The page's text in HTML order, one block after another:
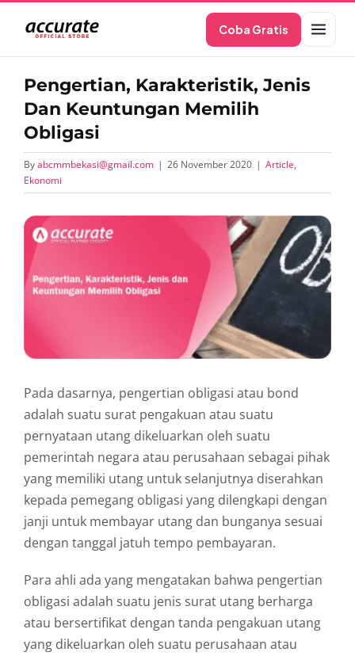
content
Coba Gratis
Pengertian, Karakteristik, Jenis
Dan Keuntungan Memilih
Obligasi
Byabcmmbekasi@gmail.com | 26 November 2020 | Article,
Ekonomi
View
Larger
Image
Pada dasarnya, pengertian obligasi atau bond
adalah suatu surat pengakuan atau suatu
pernyataan utang dikeluarkan oleh suatu
pemerintah negara atau perusahaan sebagai pihak
yang memiliki utang untuk selanjutnya diserahkan
kepada pemegang obligasi yang dilengkapi dengan
janji untuk membayar utang dan bunganya sesuai
dengan tanggal jatuh tempo pembayaran.
Para ahli ada yang mengatakan bahwa pengertian
obligasi adalah suatu jenis surat utang berharga
atau bersertifikat dengan tanda pengakuan utang
yang dikeluarkan oleh suatu perusahaan atau